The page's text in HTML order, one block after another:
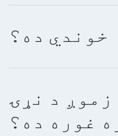
خوندي ده؟
زموږ د نړۍ
غوره ده؟